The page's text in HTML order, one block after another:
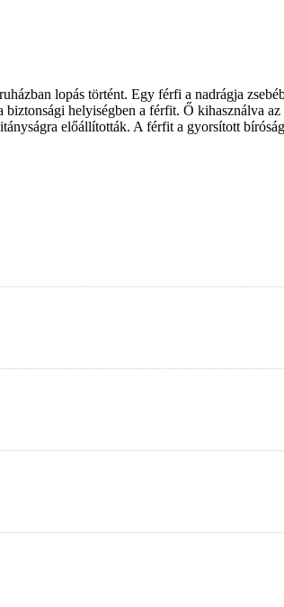
lopás történt. Egy férfi a nadrágja
helyiségben a férfit. Ő kihasználva
előállították. A férfit a gyorsított